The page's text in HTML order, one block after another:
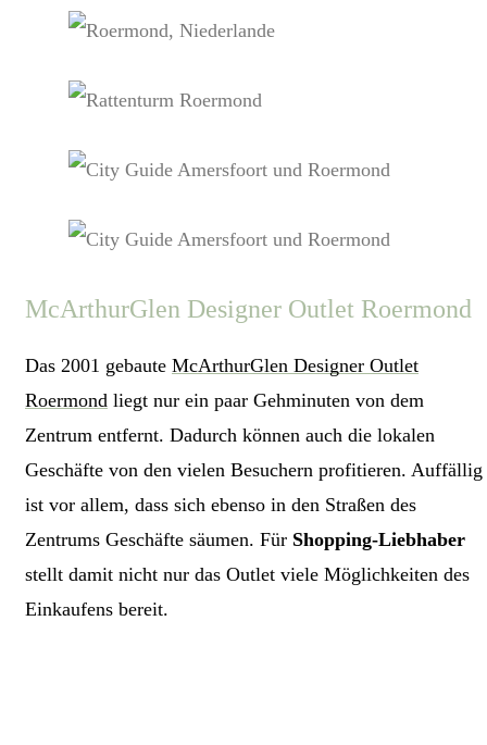
McArthurGlen Designer Outlet Roermond
Das 2001 gebaute McArthurGlen Designer Outlet
Roermond liegt nur ein paar Gehminuten von dem
Zentrum entfernt. Dadurch können auch die lokalen
Geschäfte von den vielen Besuchern profitieren. Auffällig
ist vor allem, dass sich ebenso in den Straßen des
Zentrums Geschäfte säumen. Für Shopping-Liebhaber
stellt damit nicht nur das Outlet viele Möglichkeiten des
Einkaufens bereit.